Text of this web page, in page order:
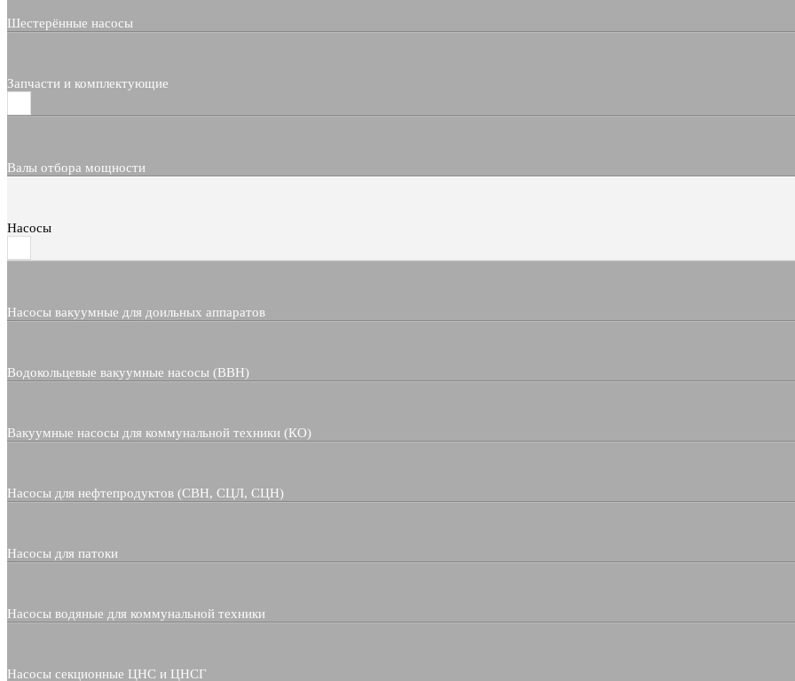
Шестерённые насосы
Запчасти и комплектующие
Валы отбора мощности
Насосы
Насосы вакуумные для доильных аппаратов
Водокольцевые вакуумные насосы (ВВН)
Вакуумные насосы для коммунальной техники (КО)
Насосы для нефтепродуктов (СВН, СЦЛ, СЦН)
Насосы для патоки
Насосы водяные для коммунальной техники
Насосы секционные ЦНС и ЦНСГ